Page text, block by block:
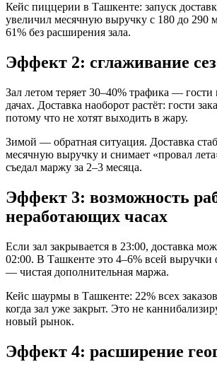
Кейс пиццерии в Ташкенте: запуск
увеличил месячную выручку с 180 до 290
61% без расширения зала.
Эффект 2: сглаживание
Зал летом теряет 30–40% трафика — гости
дачах. Доставка наоборот растёт: гости
потому что не хотят выходить в жару.
Зимой — обратная ситуация. Доставка
месячную выручку и снимает «провал
съедал маржу за 2–3 месяца.
Эффект 3: возможность
неработающих часах
Если зал закрывается в 23:00, доставка
02:00. В Ташкенте это 4–6% всей выручки
— чистая дополнительная маржа.
Кейс шаурмы в Ташкенте: 22% всех
когда зал уже закрыт. Это не
новый рынок.
Эффект 4: расширение